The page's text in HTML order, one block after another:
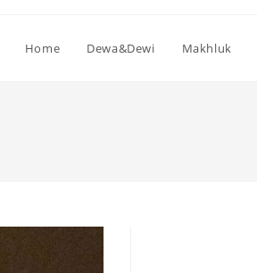
Home Dewa&Dewi Makhluk